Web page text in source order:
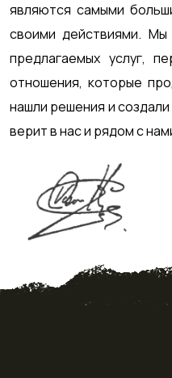
являются самыми
своими действиями. Мы
предлагаемых услуг,
отношения, которые
нашли решения и
верит в нас и рядом с